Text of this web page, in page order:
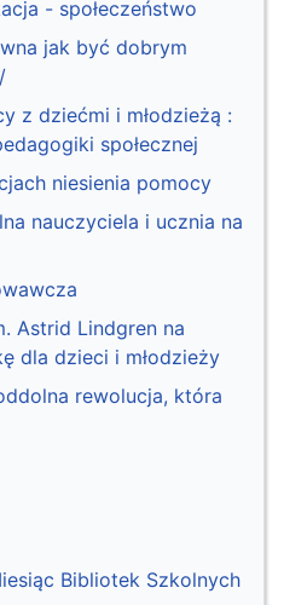
- społeczeństwo
jak być dobrym
z dziećmi i młodzieżą :
społecznej
niesienia pomocy
nauczyciela i ucznia na
Astrid Lindgren na
dla dzieci i młodzieży
rewolucja, która
Bibliotek Szkolnych